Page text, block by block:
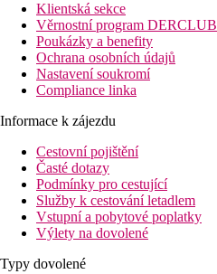
Klientská sekce
Věrnostní program DERCLUB
Poukázky a benefity
Ochrana osobních údajů
Nastavení soukromí
Compliance linka
Informace k zájezdu
Cestovní pojištění
Časté dotazy
Podmínky pro cestující
Služby k cestování letadlem
Vstupní a pobytové poplatky
Výlety na dovolené
Typy dovolené